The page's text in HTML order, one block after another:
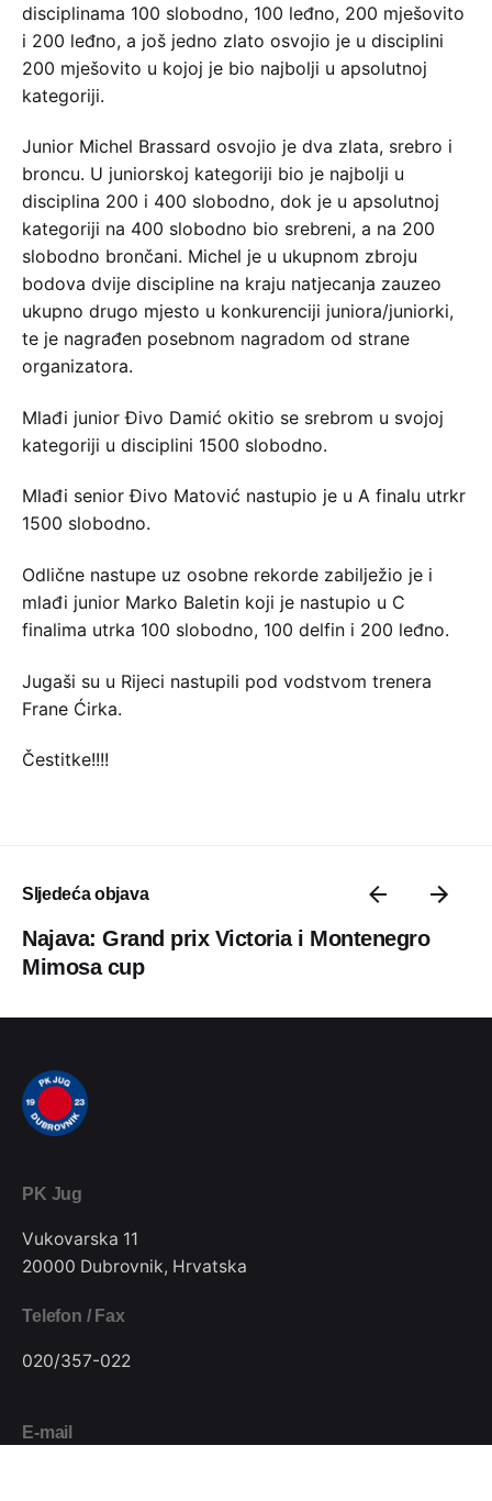
disciplinama 100 slobodno, 100 leđno, 200 mješovito
i 200 leđno, a još jedno zlato osvojio je u disciplini
200 mješovito u kojoj je bio najbolji u apsolutnoj
kategoriji.
Junior Michel Brassard osvojio je dva zlata, srebro i
broncu. U juniorskoj kategoriji bio je najbolji u
disciplina 200 i 400 slobodno, dok je u apsolutnoj
kategoriji na 400 slobodno bio srebreni, a na 200
slobodno brončani. Michel je u ukupnom zbroju
bodova dvije discipline na kraju natjecanja zauzeo
ukupno drugo mjesto u konkurenciji juniora/juniorki,
te je nagrađen posebnom nagradom od strane
organizatora.
Mlađi junior Đivo Damić okitio se srebrom u svojoj
kategoriji u disciplini 1500 slobodno.
Mlađi senior Đivo Matović nastupio je u A finalu utrkr
1500 slobodno.
Odlične nastupe uz osobne rekorde zabilježio je i
mlađi junior Marko Baletin koji je nastupio u C
finalima utrka 100 slobodno, 100 delfin i 200 leđno.
Jugaši su u Rijeci nastupili pod vodstvom trenera
Frane Ćirka.
Čestitke!!!!
Sljedeća objava
Najava: Grand prix Victoria i Montenegro
Mimosa cup
PK Jug
Vukovarska 11
20000 Dubrovnik, Hrvatska
Telefon / Fax
020/357-022
E-mail